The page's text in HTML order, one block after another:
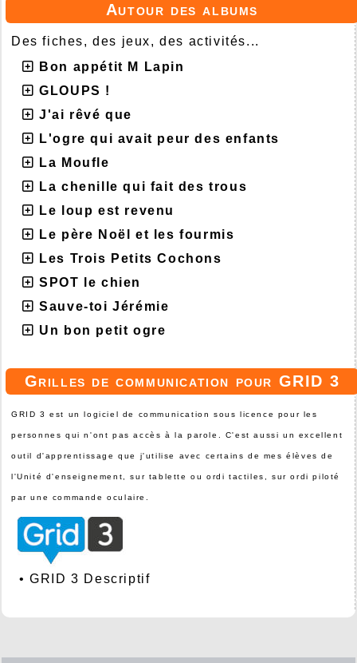
Autour des albums
Des fiches, des jeux, des activités...
Bon appétit M Lapin
GLOUPS !
J'ai rêvé que
L'ogre qui avait peur des enfants
La Moufle
La chenille qui fait des trous
Le loup est revenu
Le père Noël et les fourmis
Les Trois Petits Cochons
SPOT le chien
Sauve-toi Jérémie
Un bon petit ogre
Grilles de communication pour GRID 3
GRID 3 est un logiciel de communication sous licence pour les
personnes qui n'ont pas accès à la parole. C'est aussi un excellent
outil d'apprentissage que j'utilise avec certains de mes élèves de
l'Unité d'enseignement, sur tablette ou ordi tactiles, sur ordi piloté
par une commande oculaire.
•GRID 3 Descriptif